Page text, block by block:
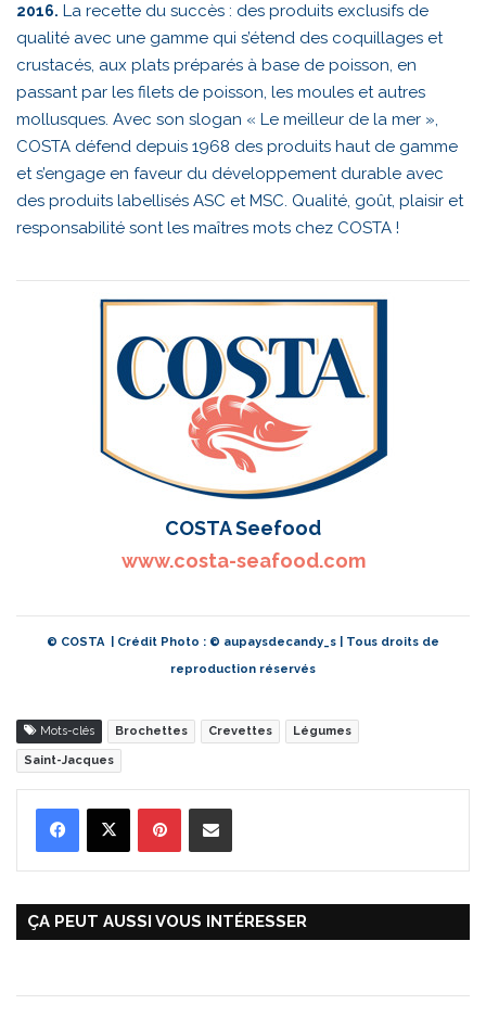
2016. La recette du succès : des produits exclusifs de
qualité avec une gamme qui s’étend des coquillages et
crustacés, aux plats préparés à base de poisson, en
passant par les filets de poisson, les moules et autres
mollusques. Avec son slogan « Le meilleur de la mer »,
COSTA défend depuis 1968 des produits haut de gamme
et s’engage en faveur du développement durable avec
des produits labellisés ASC et MSC. Qualité, goût, plaisir et
responsabilité sont les maîtres mots chez COSTA !
COSTA Seefood
www.costa-seafood.com
© COSTA | Crédit Photo : © aupaysdecandy_s | Tous droits de
reproduction réservés
Mots-clés Brochettes Crevettes Légumes
Saint-Jacques
ÇA PEUT AUSSI VOUS INTÉRESSER